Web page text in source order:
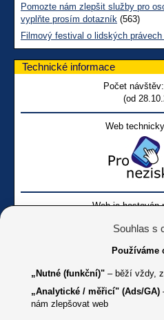
Pomozte nám zlepšit služby pro
vyplňte prosím dotazník (563)
Filmový festival o lidských
Technické informace
Počet návštěv:
(od
Web
Web je hostován
Souhlas s
Používáme
„Nutné (funkční)" – běží vždy,
„Analytické / měřicí" (Ads/GA)
nám zlepšovat web